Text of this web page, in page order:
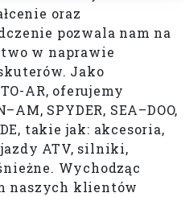
oraz
pozwala nam na
w naprawie
Jako
AR, oferujemy
SPYDER, SEA–DOO,
takie jak: akcesoria,
ATV, silniki,
Wychodząc
naszych klientów